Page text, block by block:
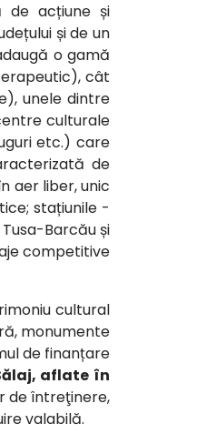
de acțiune și
și de un
o gamă
cât
unele dintre
culturale
etc.) care
de
aer liber, unic
stațiunile -
Barcău și
competitive
cultural
monumente
de finanțare
aflate în
de întreţinere,
valabilă.